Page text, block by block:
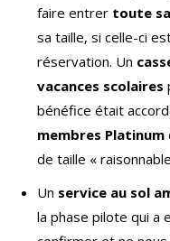
faire entrer toute
sa taille, si celle-ci
réservation. Un
vacances scolaires
bénéfice était
membres Platinum
de taille «
Un service au sol
la phase pilote qui a